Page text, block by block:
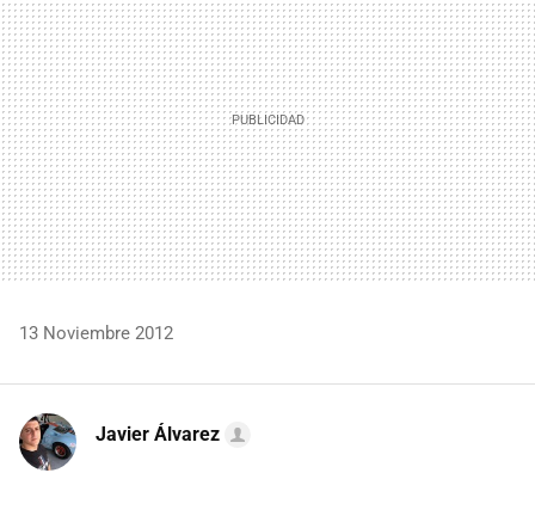
13 Noviembre 2012
Javier Álvarez